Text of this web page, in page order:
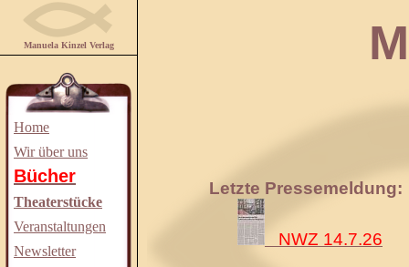
Manuela Kinzel Verlag
Home
Wir über uns
Bücher
Theaterstücke
Veranstaltungen
Newsletter
Letzte Pressemeldung:
NWZ 14.7.26